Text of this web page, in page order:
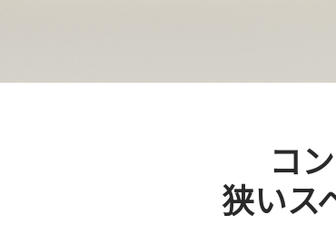
コ
狭いス